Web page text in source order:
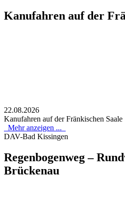
Kanufahren auf der
22.08.2026
Kanufahren auf der Fränkischen Saale
Mehr anzeigen ...
DAV-Bad Kissingen
Regenbogenweg –
Brückenau